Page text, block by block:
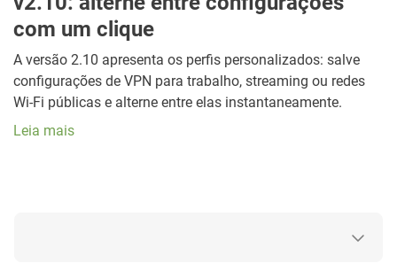
com um clique
A versão 2.10 apresenta os perfis personalizados: salve
configurações de VPN para trabalho, streaming ou redes
Wi-Fi públicas e alterne entre elas instantaneamente.
Leia mais